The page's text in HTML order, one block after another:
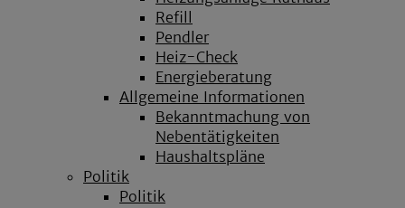
Refill
Pendler
Heiz-Check
Energieberatung
Allgemeine Informationen
Bekanntmachung von
Nebentätigkeiten
Haushaltspläne
Politik
Politik